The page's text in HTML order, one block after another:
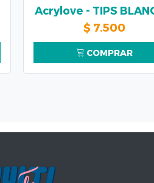
Acrylove - TIPS
$ 7.500
COMPRAR